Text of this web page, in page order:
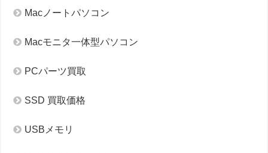
Macノートパソコン
Macモニタ一体型パソコン
PCパーツ買取
SSD 買取価格
USBメモリ